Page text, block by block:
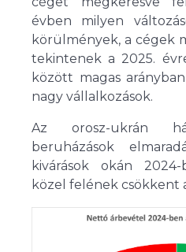
évben milyen
körülmények, a cégek
tekintenek a 2025.
között magas
nagy vállalkozások.
Az orosz-ukrán
beruházások
kivárások okán
közel felének csökkent